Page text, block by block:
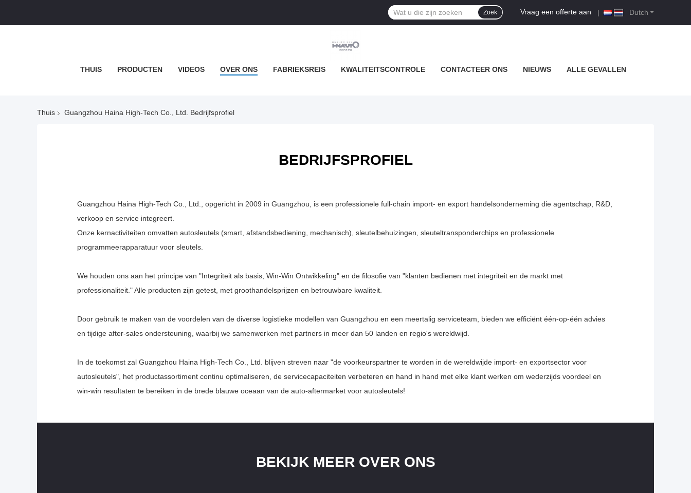
Dutch
Vraag een offerte aan |
Zoek
THUIS PRODUCTEN VIDEOS OVER ONS FABRIEKSREIS KWALITEITSCONTROLE CONTACTEER ONS NIEUWS ALLE GEVALLEN
Thuis Guangzhou Haina High-Tech Co., Ltd. Bedrijfsprofiel
BEDRIJFSPROFIEL
Guangzhou Haina High-Tech Co., Ltd., opgericht in 2009 in Guangzhou, is een professionele full-chain import- en export handelsonderneming die agentschap, R&D,
verkoop en service integreert.
Onze kernactiviteiten omvatten autosleutels (smart, afstandsbediening, mechanisch), sleutelbehuizingen, sleuteltransponderchips en professionele
programmeerapparatuur voor sleutels.
We houden ons aan het principe van "Integriteit als basis, Win-Win Ontwikkeling" en de filosofie van "klanten bedienen met integriteit en de markt met
professionaliteit." Alle producten zijn getest, met groothandelsprijzen en betrouwbare kwaliteit.
Door gebruik te maken van de voordelen van de diverse logistieke modellen van Guangzhou en een meertalig serviceteam, bieden we efficiënt één-op-één advies
en tijdige after-sales ondersteuning, waarbij we samenwerken met partners in meer dan 50 landen en regio's wereldwijd.
In de toekomst zal Guangzhou Haina High-Tech Co., Ltd. blijven streven naar "de voorkeurspartner te worden in de wereldwijde import- en exportsector voor
autosleutels", het productassortiment continu optimaliseren, de servicecapaciteiten verbeteren en hand in hand met elke klant werken om wederzijds voordeel en
win-win resultaten te bereiken in de brede blauwe oceaan van de auto-aftermarket voor autosleutels!
BEKIJK MEER OVER ONS